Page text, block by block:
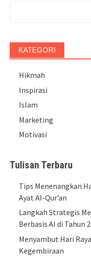
KATEGORI
Hikmah
Inspirasi
Islam
Marketing
Motivasi
Tulisan Terbaru
Tips Menenangkan
Ayat Al-Qur’an
Langkah Strategis
Berbasis AI di Tahun
Menyambut Hari
Kegembiraan